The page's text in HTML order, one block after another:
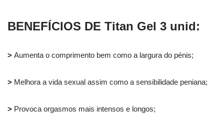
BENEFÍCIOS DE Titan Gel 3 unid:
> Aumenta o comprimento bem como a largura do pénis;
> Melhora a vida sexual assim como a sensibilidade peniana;
> Provoca orgasmos mais intensos e longos;